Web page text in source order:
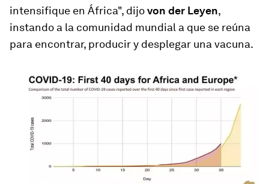
intensifique en África", dijovon der Leyen,
instando a la comunidad mundial a que se reúna
para encontrar, producir y desplegar una vacuna.